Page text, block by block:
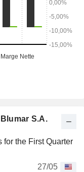
S.A.
for the First Quarter
27/05